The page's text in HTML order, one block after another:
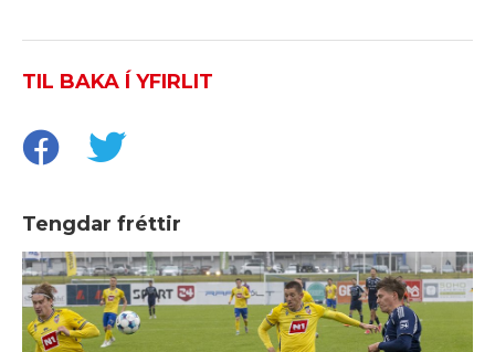
TIL BAKA Í YFIRLIT
Tengdar fréttir